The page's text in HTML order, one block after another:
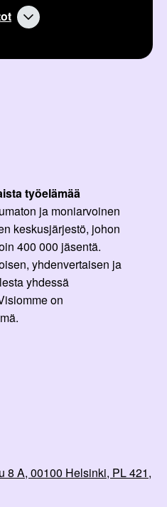
työelämää
ja moniarvoinen
keskusjärjestö, johon
400 000 jäsentä.
yhdenvertaisen ja
yhdessä
on
8 A, 00100 Helsinki, PL 421,